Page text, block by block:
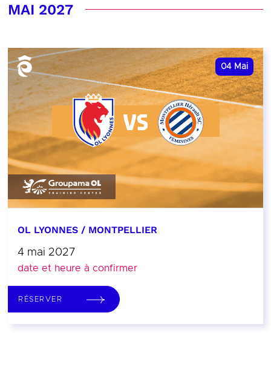
MAI 2027
04 Mai
OL LYONNES / MONTPELLIER
4 mai 2027
date et heure à confirmer
RÉSERVER